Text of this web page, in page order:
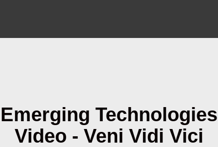
Emerging Technologies
Video - Veni Vidi Vici